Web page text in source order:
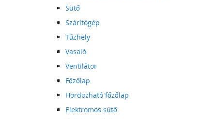
Sütő
Szárítógép
Tűzhely
Vasaló
Ventilátor
Főzőlap
Hordozható főzőlap
Elektromos sütő